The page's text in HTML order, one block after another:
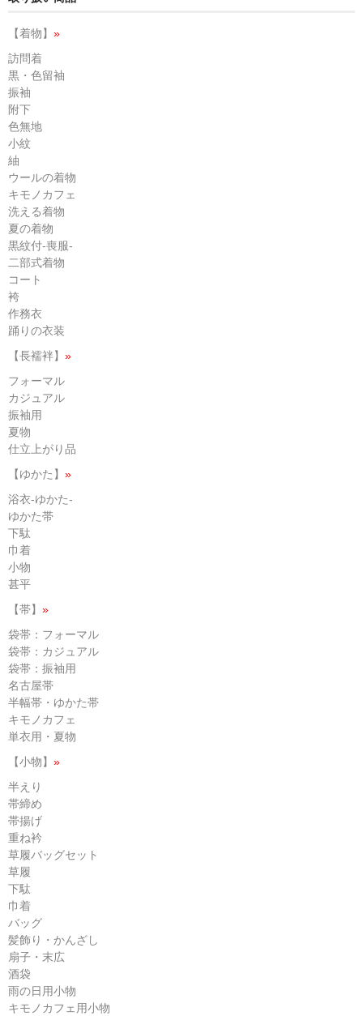
【着物】 »
訪問着
黒・色留袖
振袖
附下
色無地
小紋
紬
ウールの着物
キモノカフェ
洗える着物
夏の着物
黒紋付-喪服-
二部式着物
コート
袴
作務衣
踊りの衣装
【長襦袢】 »
フォーマル
カジュアル
振袖用
夏物
仕立上がり品
【ゆかた】 »
浴衣-ゆかた-
ゆかた帯
下駄
巾着
小物
甚平
【帯】 »
袋帯：フォーマル
袋帯：カジュアル
袋帯：振袖用
名古屋帯
半幅帯・ゆかた帯
キモノカフェ
単衣用・夏物
【小物】 »
半えり
帯締め
帯揚げ
重ね衿
草履バッグセット
草履
下駄
巾着
バッグ
髪飾り・かんざし
扇子・末広
酒袋
雨の日用小物
キモノカフェ用小物